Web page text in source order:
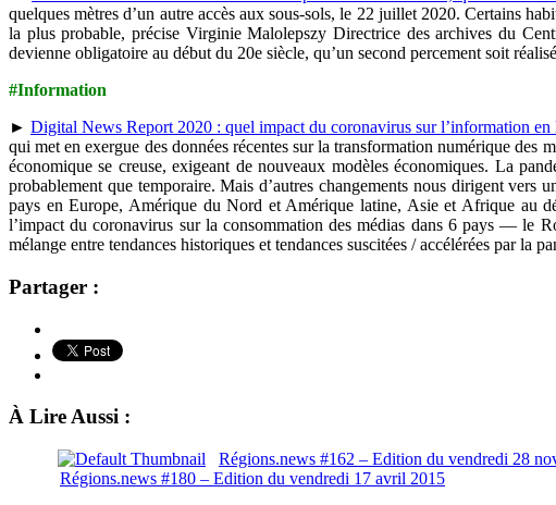
quelques mètres d’un autre accès aux sous-sols, le 22 juillet 2020. Certains
la plus probable, précise Virginie Malolepszy Directrice des archives du
devienne obligatoire au début du 20e siècle, qu’un second percement soit
#Information
►Digital News Report 2020 : quel impact du coronavirus sur l’information en
qui met en exergue des données récentes sur la transformation numérique des
économique se creuse, exigeant de nouveaux modèles économiques. La
probablement que temporaire. Mais d’autres changements nous dirigent
pays en Europe, Amérique du Nord et Amérique latine, Asie et Afrique au
l’impact du coronavirus sur la consommation des médias dans 6 pays — le
mélange entre tendances historiques et tendances suscitées / accélérées par la
Partager :
À Lire Aussi :
Régions.news #162 – Edition du vendredi 28
Régions.news #180 – Edition du vendredi 17 avril 2015